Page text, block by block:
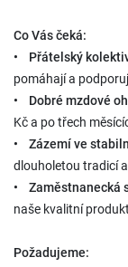
Co Vás čeká:
• Přátelský
pomáhají a
• Dobré mzdové
Kč a po třech
• Zázemí ve
dlouholetou tradicí
• Zaměstnanecká
naše kvalitní
Požadujeme: